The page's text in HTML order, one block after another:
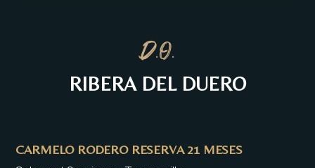
D.O.
RIBERA DEL DUERO
CARMELO RODERO RESERVA 21 MESES